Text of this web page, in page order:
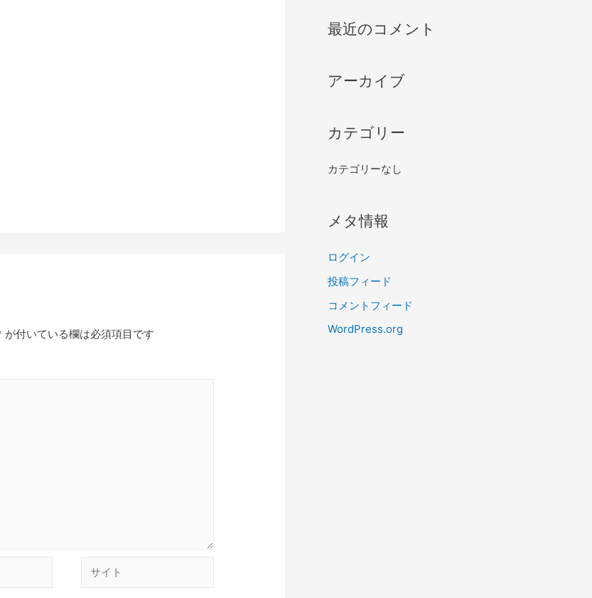
が付いている欄は必須項目です
最近のコメント
アーカイブ
カテゴリー
カテゴリーなし
メタ情報
ログイン
投稿フィード
コメントフィード
WordPress.org